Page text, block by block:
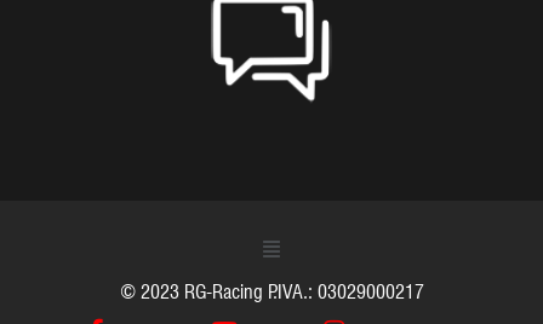
© 2023 RG-Racing P.IVA.: 03029000217